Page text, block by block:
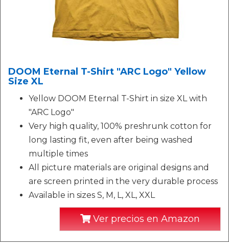
DOOM Eternal T-Shirt "ARC Logo" Yellow
Size XL
Yellow DOOM Eternal T-Shirt in size XL with
"ARC Logo"
Very high quality, 100% preshrunk cotton for
long lasting fit, even after being washed
multiple times
All picture materials are original designs and
are screen printed in the very durable process
Available in sizes S, M, L, XL, XXL
Ver precios en Amazon